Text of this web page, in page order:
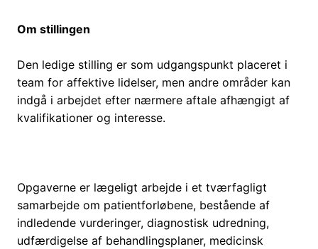
Om stillingen
Den ledige stilling er som udgangspunkt placeret i
team for affektive lidelser, men andre områder kan
indgå i arbejdet efter nærmere aftale afhængigt af
kvalifikationer og interesse.
Opgaverne er lægeligt arbejde i et tværfagligt
samarbejde om patientforløbene, bestående af
indledende vurderinger, diagnostisk udredning,
udfærdigelse af behandlingsplaner, medicinsk